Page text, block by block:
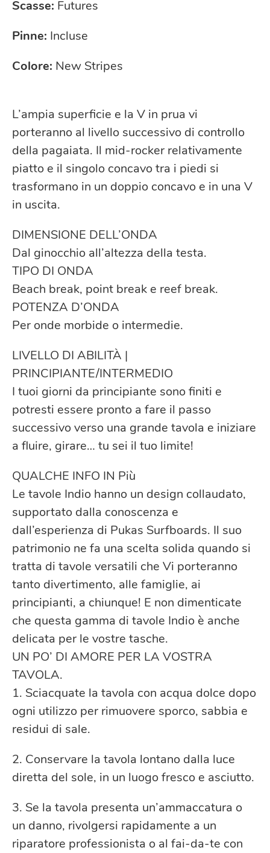
Scasse: Futures
Pinne: Incluse
Colore: New Stripes
L’ampia superficie e la V in prua vi
porteranno al livello successivo di controllo
della pagaiata. Il mid-rocker relativamente
piatto e il singolo concavo tra i piedi si
trasformano in un doppio concavo e in una V
in uscita.
DIMENSIONE DELL’ONDA
Dal ginocchio all’altezza della testa.
TIPO DI ONDA
Beach break, point break e reef break.
POTENZA D’ONDA
Per onde morbide o intermedie.
LIVELLO DI ABILITÀ |
PRINCIPIANTE/INTERMEDIO
I tuoi giorni da principiante sono finiti e
potresti essere pronto a fare il passo
successivo verso una grande tavola e iniziare
a fluire, girare… tu sei il tuo limite!
QUALCHE INFO IN Più
Le tavole Indio hanno un design collaudato,
supportato dalla conoscenza e
dall’esperienza di Pukas Surfboards. Il suo
patrimonio ne fa una scelta solida quando si
tratta di tavole versatili che Vi porteranno
tanto divertimento, alle famiglie, ai
principianti, a chiunque! E non dimenticate
che questa gamma di tavole Indio è anche
delicata per le vostre tasche.
UN PO’ DI AMORE PER LA VOSTRA
TAVOLA.
1. Sciacquate la tavola con acqua dolce dopo
ogni utilizzo per rimuovere sporco, sabbia e
residui di sale.
2. Conservare la tavola lontano dalla luce
diretta del sole, in un luogo fresco e asciutto.
3. Se la tavola presenta un’ammaccatura o
un danno, rivolgersi rapidamente a un
riparatore professionista o al fai-da-te con